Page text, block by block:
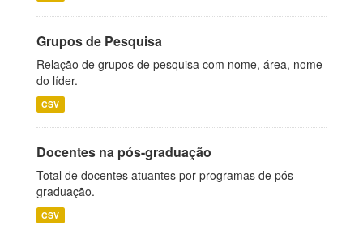
Grupos de Pesquisa
Relação de grupos de pesquisa com nome, área, nome
do líder.
CSV
Docentes na pós-graduação
Total de docentes atuantes por programas de pós-
graduação.
CSV